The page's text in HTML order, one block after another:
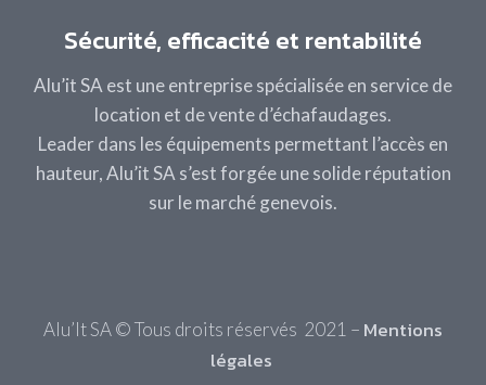
Sécurité, efficacité et rentabilité
Alu’it SA est une entreprise spécialisée en service de
location et de vente d’échafaudages.
Leader dans les équipements permettant l’accès en
hauteur, Alu’it SA s’est forgée une solide réputation
sur le marché genevois.
Alu’It SA © Tous droits réservés 2021 – Mentions
légales